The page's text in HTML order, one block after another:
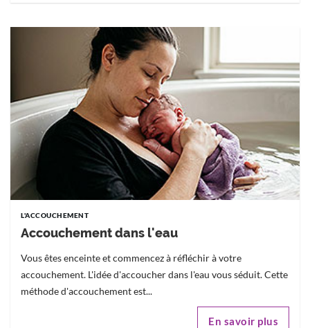
L'ACCOUCHEMENT
Accouchement dans l'eau
Vous êtes enceinte et commencez à réfléchir à votre
accouchement. L'idée d'accoucher dans l'eau vous séduit. Cette
méthode d'accouchement est...
En savoir plus